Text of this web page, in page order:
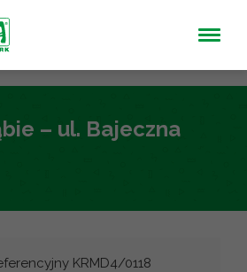
– ul. Bajeczna
KRMD4/0118